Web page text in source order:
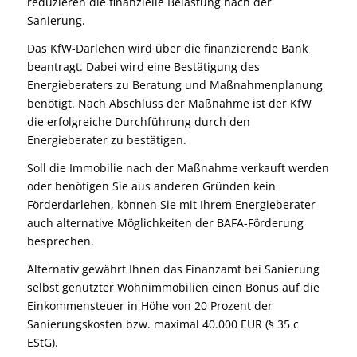
Sanierung.
Das KfW-Darlehen wird über die finanzierende Bank
beantragt. Dabei wird eine Bestätigung des
Energieberaters zu Beratung und Maßnahmenplanung
benötigt. Nach Abschluss der Maßnahme ist der KfW
die erfolgreiche Durchführung durch den
Energieberater zu bestätigen.
Soll die Immobilie nach der Maßnahme verkauft werden
oder benötigen Sie aus anderen Gründen kein
Förderdarlehen, können Sie mit Ihrem Energieberater
auch alternative Möglichkeiten der BAFA-Förderung
besprechen.
Alternativ gewährt Ihnen das Finanzamt bei Sanierung
selbst genutzter Wohnimmobilien einen Bonus auf die
Einkommensteuer in Höhe von 20 Prozent der
Sanierungskosten bzw. maximal 40.000 EUR (§ 35 c
EStG).